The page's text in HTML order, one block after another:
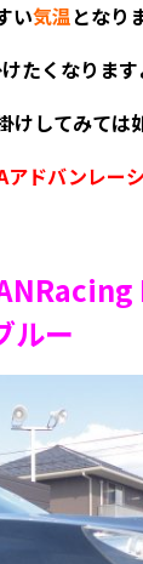
い気温となり
たくなりま
けしてみて
アドバンレー
ルー